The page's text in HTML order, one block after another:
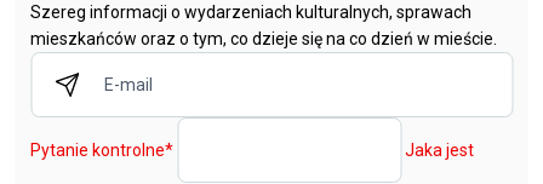
Szereg informacji o wydarzeniach kulturalnych, sprawach
mieszkańców oraz o tym, co dzieje się na co dzień w mieście.
Pytanie kontrolne* Jaka jest